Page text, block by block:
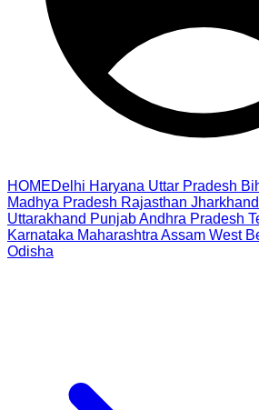
HOMEDelhi Haryana Uttar Pradesh
Madhya Pradesh Rajasthan Jharkhand
Uttarakhand PunjabAndhra Pradesh
Karnataka Maharashtra Assam West
Odisha